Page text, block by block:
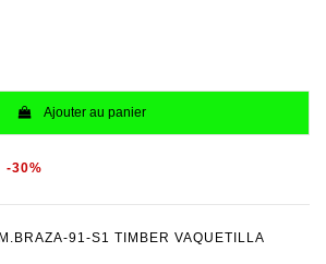
Ajouter au panier
-30%
91-S1 TIMBER VAQUETILLA